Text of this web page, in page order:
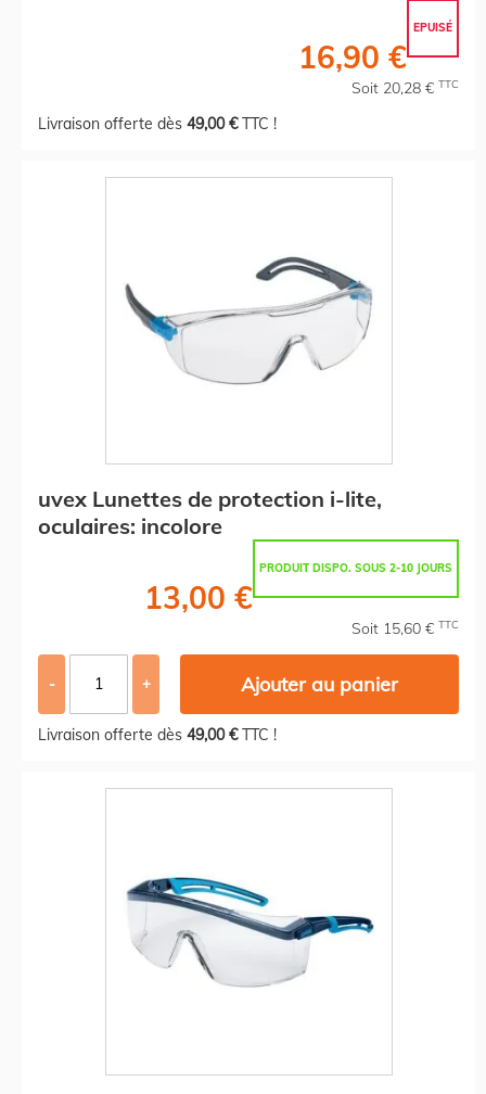
EPUISÉ
16,90 €
Soit 20,28 € TTC
Livraison offerte dès 49,00 €TTC !
uvex Lunettes de protection i-lite,
oculaires: incolore
PRODUIT DISPO. SOUS 2-10 JOURS
13,00 €
Soit 15,60 € TTC
- + Ajouter au panier
Livraison offerte dès 49,00 €TTC !